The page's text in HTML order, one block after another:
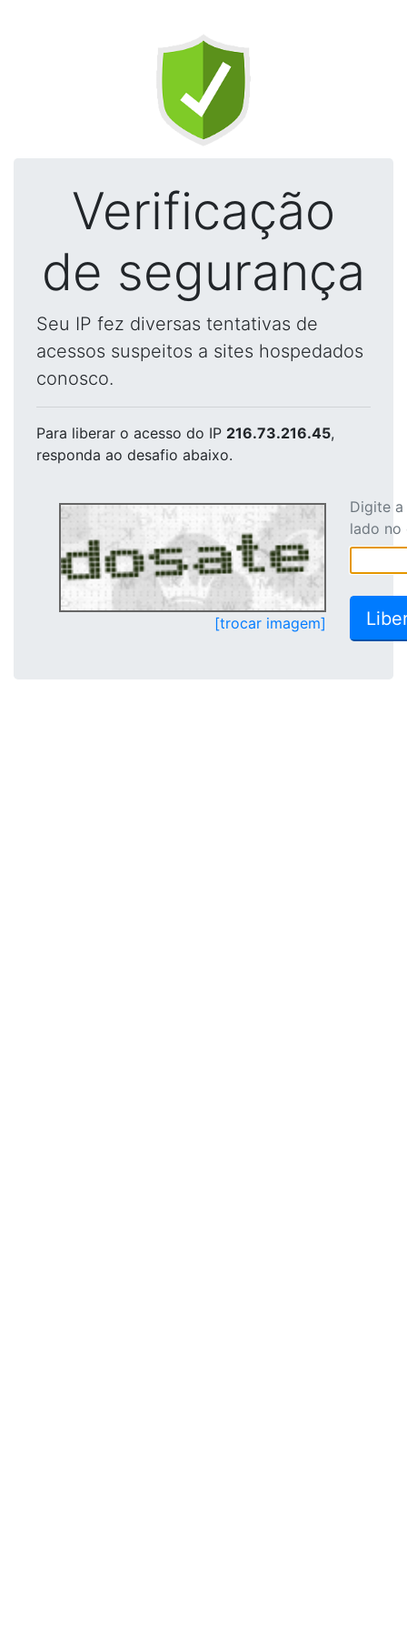
Verificação
de segurança
Seu IP fez diversas tentativas de
acessos suspeitos a sites hospedados
conosco.
Para liberar o acesso do IP 216.73.216.45,
responda ao desafio abaixo.
[trocar imagem]
Digite
lado no